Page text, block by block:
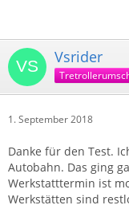
Vsrider
1. September 2018
Danke für den Test.
Autobahn. Das ging
Werkstatttermin ist
Werkstätten sind